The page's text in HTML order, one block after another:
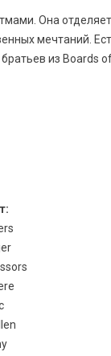
Она
мечтаний.
из Boards